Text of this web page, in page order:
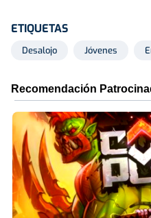
ETIQUETAS
Desalojo Jóvenes